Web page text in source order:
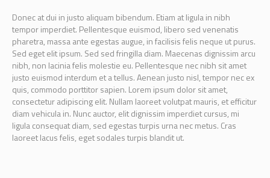
Donec at dui in justo aliquam bibendum. Etiam at ligula in nibh
tempor imperdiet. Pellentesque euismod, libero sed venenatis
pharetra, massa ante egestas augue, in facilisis felis neque ut purus.
Sed eget elit ipsum. Sed sed fringilla diam. Maecenas dignissim arcu
nibh, non lacinia felis molestie eu. Pellentesque nec nibh sit amet
justo euismod interdum et a tellus. Aenean justo nisl, tempor nec ex
quis, commodo porttitor sapien. Lorem ipsum dolor sit amet,
consectetur adipiscing elit. Nullam laoreet volutpat mauris, et efficitur
diam vehicula in. Nunc auctor, elit dignissim imperdiet cursus, mi
ligula consequat diam, sed egestas turpis urna nec metus. Cras
laoreet lacus felis, eget sodales turpis blandit ut.